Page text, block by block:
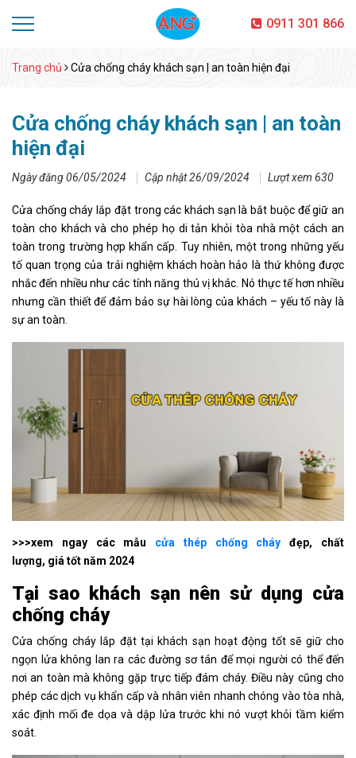
0911 301 866
Trang chủ Cửa chống cháy khách sạn | an toàn hiện đại
Cửa chống cháy khách sạn | an toàn
hiện đại
Ngày đăng 06/05/2024 Cập nhật 26/09/2024 Lượt xem 630
Cửa chống cháy lắp đặt trong các khách sạn là bắt buộc để giữ an
toàn cho khách và cho phép họ di tản khỏi tòa nhà một cách an
toàn trong trường hợp khẩn cấp. Tuy nhiên, một trong những yếu
tố quan trọng của trải nghiệm khách hoàn hảo là thứ không được
nhắc đến nhiều như các tính năng thú vị khác. Nó thực tế hơn nhiều
nhưng cần thiết để đảm bảo sự hài lòng của khách – yếu tố này là
sự an toàn.
>>>xem ngay các mẫu cửa thép chống cháy đẹp, chất
lượng, giá tốt năm 2024
Tại sao khách sạn nên sử dụng cửa
chống cháy
Cửa chống cháy lắp đặt tại khách sạn hoạt động tốt sẽ giữ cho
ngọn lửa không lan ra các đường sơ tán để mọi người có thể đến
nơi an toàn mà không gặp trực tiếp đám cháy. Điều này cũng cho
phép các dịch vụ khẩn cấp và nhân viên nhanh chóng vào tòa nhà,
xác định mối đe dọa và dập lửa trước khi nó vượt khỏi tầm kiểm
soát.